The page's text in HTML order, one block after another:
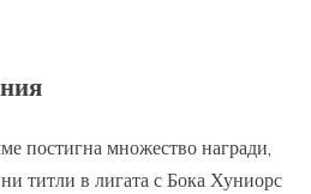
постигна множество награди,
титли в лигата с Бока Хуниорс